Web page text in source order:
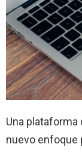
Una plataforma
nuevo enfoque